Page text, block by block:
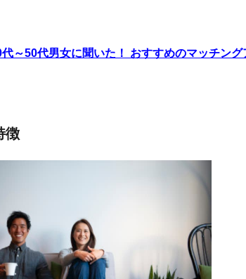
～50代男女に聞いた！ おすすめのマッチン
徴